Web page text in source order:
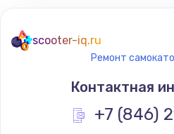
Замена
1200
scooter-iq.ru
Ремонт
Контактная
+7 (846)